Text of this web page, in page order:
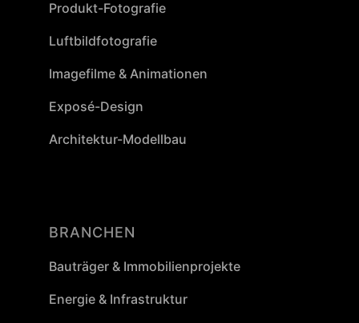
Produkt-Fotografie
Luftbildfotografie
Imagefilme & Animationen
Exposé-Design
Architektur-Modellbau
BRANCHEN
Bauträger & Immobilienprojekte
Energie & Infrastruktur